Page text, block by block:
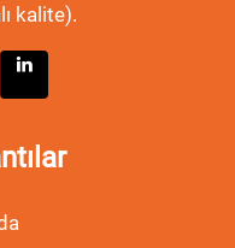
kalite).